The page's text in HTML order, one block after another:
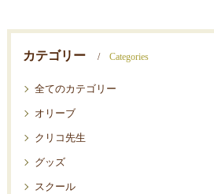
カテゴリー Categories
全てのカテゴリー
オリーブ
クリコ先生
グッズ
スクール